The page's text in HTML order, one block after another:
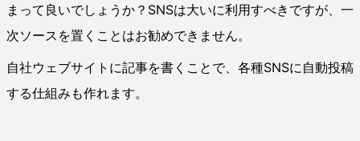
まって良いでしょうか？SNSは大いに利用すべきですが、一
次ソースを置くことはお勧めできません。
自社ウェブサイトに記事を書くことで、各種SNSに自動投稿
する仕組みも作れます。